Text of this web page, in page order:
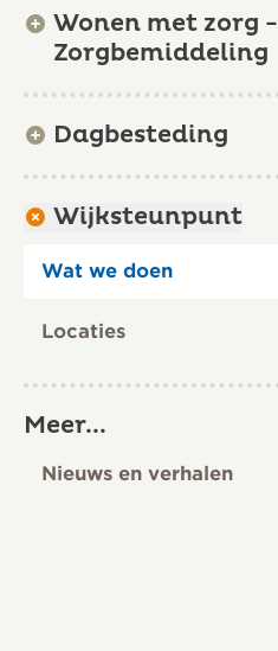
Wonen met zorg -
Zorgbemiddeling
Dagbesteding
Wijksteunpunt
Wat we doen
Locaties
Meer...
Nieuws en verhalen